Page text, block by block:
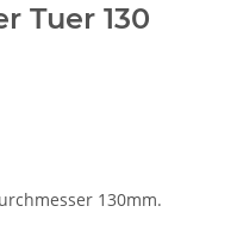
Tuer 130
130mm.